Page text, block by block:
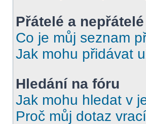
Přátelé a nepřátelé
Co je můj seznam
Jak mohu přidávat
Hledání na fóru
Jak mohu hledat v
Proč můj dotaz